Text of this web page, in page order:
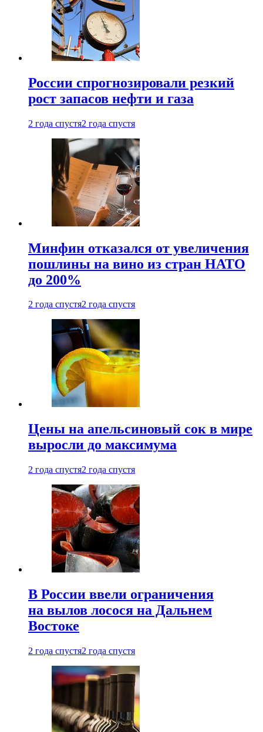
России спрогнозировали резкий
рост запасов нефти и газа
2 года спустя2 года спустя
Минфин отказался от увеличения
пошлины на вино из стран НАТО
до 200%
2 года спустя2 года спустя
Цены на апельсиновый сок в мире
выросли до максимума
2 года спустя2 года спустя
В России ввели ограничения
на вылов лосося на Дальнем
Востоке
2 года спустя2 года спустя